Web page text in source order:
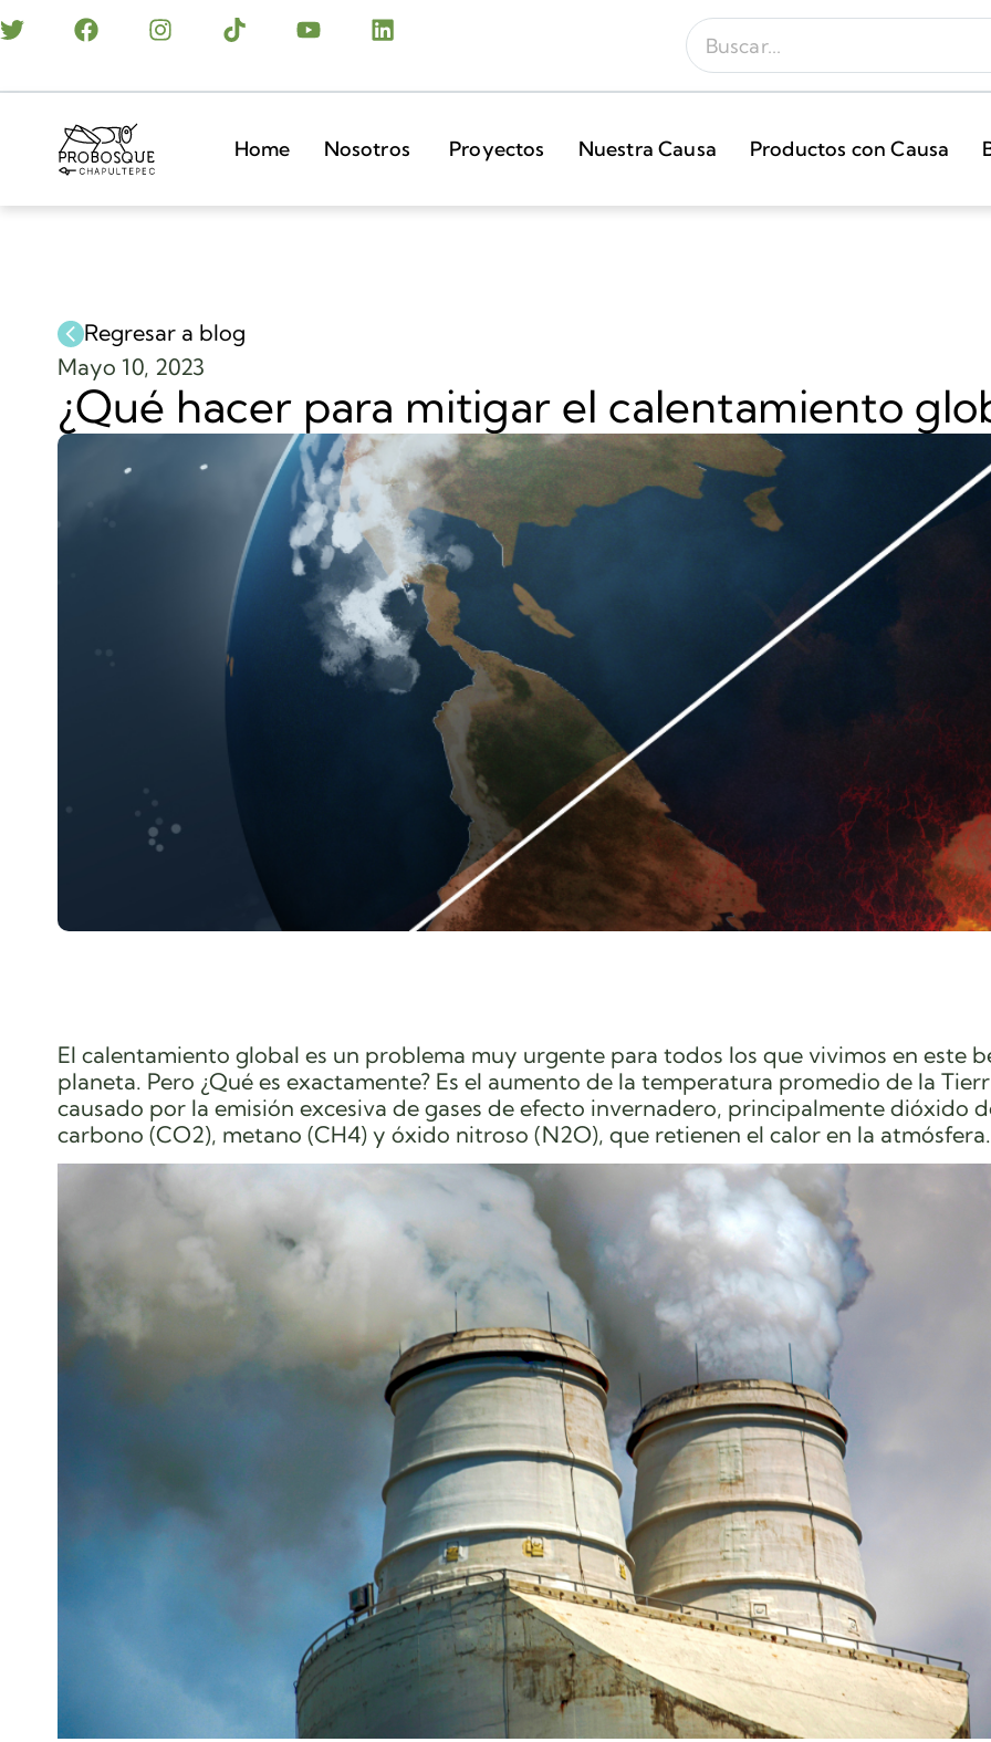
Home Nosotros Proyectos Nuestra Causa Productos con Causa
Regresar a blog
Mayo 10, 2023
¿Qué hacer para mitigar el calentamiento
El calentamiento global es un problema muy urgente para todos los que vivimos en este
planeta. Pero ¿Qué es exactamente? Es el aumento de la temperatura promedio de la
causado por la emisión excesiva de gases de efecto invernadero, principalmente dióxido
carbono (CO2), metano (CH4) y óxido nitroso (N2O), que retienen el calor en la atmósfera.